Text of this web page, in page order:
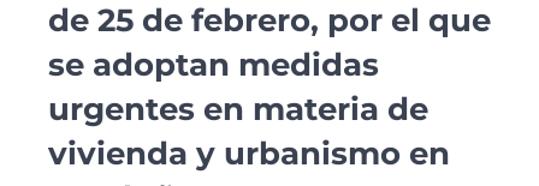
de 25 de febrero, por el que
se adoptan medidas
urgentes en materia de
vivienda y urbanismo en